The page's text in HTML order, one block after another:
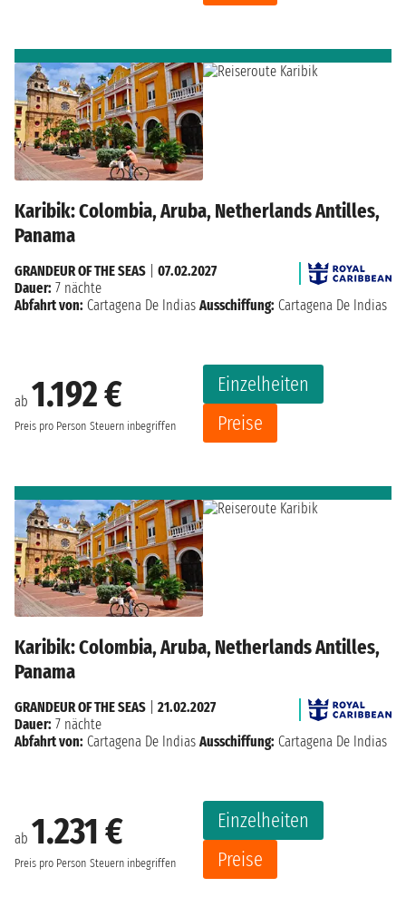
Karibik: Colombia, Aruba, Netherlands Antilles,
Panama
ab 1.192 €
Preis pro Person Steuern inbegriffen
Einzelheiten
Preise
GRANDEUR OF THE SEAS
07.02.2027
Dauer: 7 nächte
Abfahrt von: Cartagena De Indias Ausschiffung: Cartagena De Indias
Karibik: Colombia, Aruba, Netherlands Antilles,
Panama
ab 1.231 €
Preis pro Person Steuern inbegriffen
Einzelheiten
Preise
GRANDEUR OF THE SEAS
21.02.2027
Dauer: 7 nächte
Abfahrt von: Cartagena De Indias Ausschiffung: Cartagena De Indias